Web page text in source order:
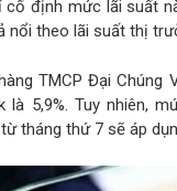
cố định mức lãi suất
nổi theo lãi suất thị
TMCP Đại Chúng
là 5,9%. Tuy nhiên,
tháng thứ 7 sẽ áp